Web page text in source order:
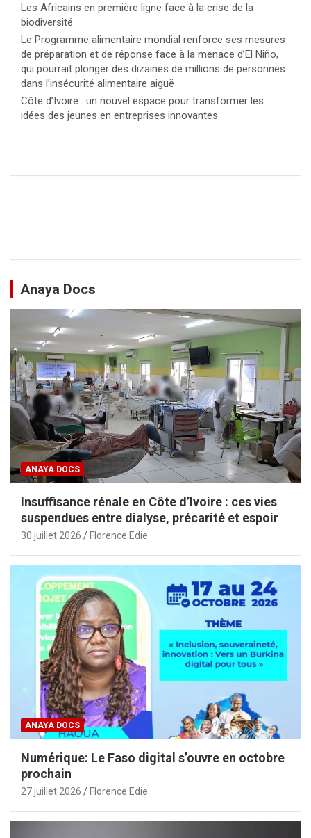
Les Africains en première ligne face à la crise de la
biodiversité
Le Programme alimentaire mondial renforce ses mesures
de préparation et de réponse face à la menace d’El Niño,
qui pourrait plonger des dizaines de millions de personnes
dans l’insécurité alimentaire aiguë
Côte d’Ivoire : un nouvel espace pour transformer les
idées des jeunes en entreprises innovantes
Anaya Docs
ANAYA DOCS
Insuffisance rénale en Côte d’Ivoire : ces vies
suspendues entre dialyse, précarité et espoir
30 juillet 2026 Florence Edie
ANAYA DOCS
Numérique: Le Faso digital s’ouvre en octobre
prochain
27 juillet 2026 Florence Edie